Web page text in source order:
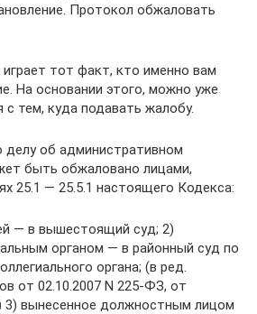
Протокол обжаловать
тот факт, кто именно вам
На основании этого, можно уже
с тем, куда подавать жалобу.
делу об административном
быть обжаловано лицами,
25.1 — 25.5.1 настоящего Кодекса:
— в вышестоящий суд; 2)
органом — в районный суд по
органа; (в ред.
от 02.10.2007 N 225-ФЗ, от
3) вынесенное должностным лицом